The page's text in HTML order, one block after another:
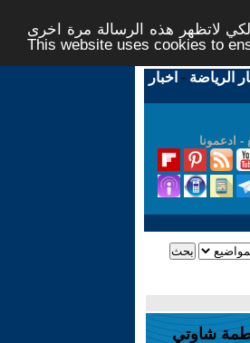
لاتظهر هذه الرسالة مرة اخرى -
This website uses cookies to
الرياضة - اخبار
- ادعمونا
شاوتي